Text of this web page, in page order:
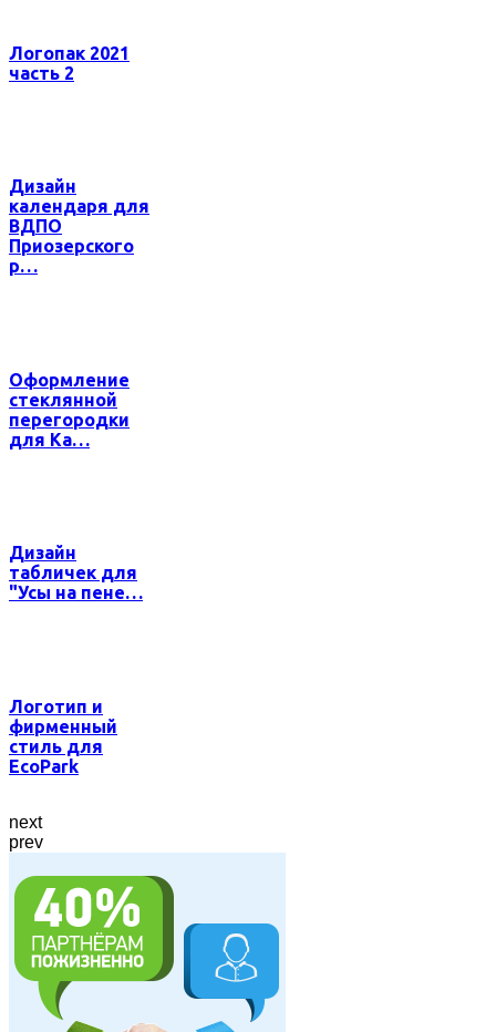
Логопак 2021
часть 2
Дизайн
календаря для
ВДПО
Приозерского
р…
Оформление
стеклянной
перегородки
для Ка…
Дизайн
табличек для
"Усы на пене…
Логотип и
фирменный
стиль для
EcoPark
next
prev